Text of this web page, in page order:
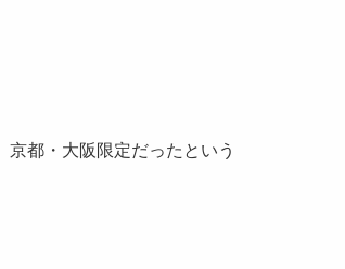
京都・大阪限定だったという